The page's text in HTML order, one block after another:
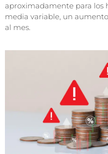
aproximadamente para los
media variable, un
al mes.